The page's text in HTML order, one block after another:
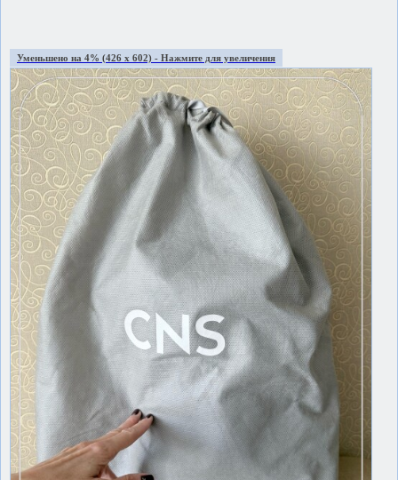
Уменьшено на 4% (426 x 602) - Нажмите для увеличения